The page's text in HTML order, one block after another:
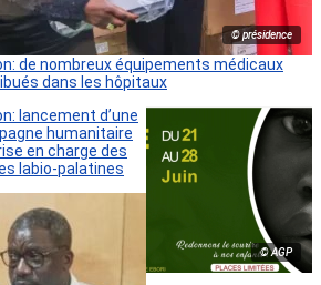
© présidence
de nombreux équipements médicaux
dans les hôpitaux
© AGP
lancement d’une
humanitaire
en charge des
labio-palatines